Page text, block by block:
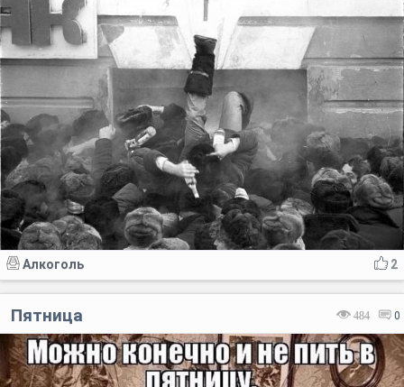
2
Алкоголь
484 0
Пятница